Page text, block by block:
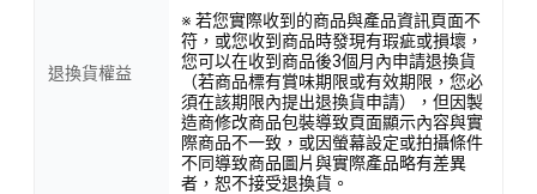
退換貨權益
※ 若您實際收到的商品與產品資訊頁面不
符，或您收到商品時發現有瑕疵或損壞，
您可以在收到商品後3個月內申請退換貨
（若商品標有賞味期限或有效期限，您必
須在該期限內提出退換貨申請），但因製
造商修改商品包裝導致頁面顯示內容與實
際商品不一致，或因螢幕設定或拍攝條件
不同導致商品圖片與實際產品略有差異
者，恕不接受退換貨。